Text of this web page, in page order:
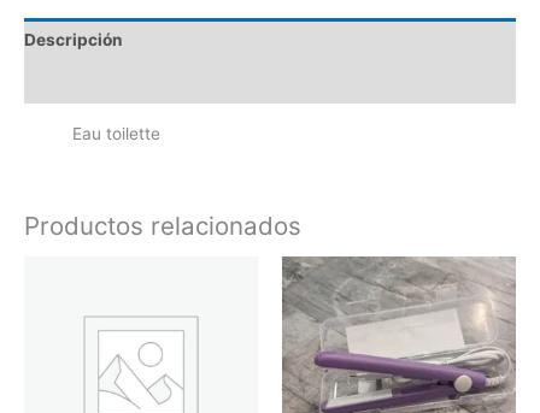
Descripción
Eau toilette
Productos relacionados
producto
múltiples
variantes.
Este
tiene
Las